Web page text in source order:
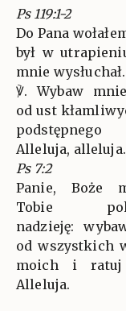
Ps 119:1-2
Do Pana
był w
mnie wysłuchał.
℣. Wybaw
od ust
podstępnego
Alleluja, alleluja.
Ps 7:2
Panie, Boże
Tobie
nadzieję:
od wszystkich
moich i ratuj
Alleluja.